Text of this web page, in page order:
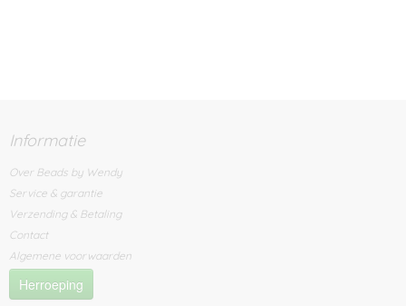
Informatie
Over Beads by Wendy
Service & garantie
Verzending & Betaling
Contact
Algemene voorwaarden
Herroeping